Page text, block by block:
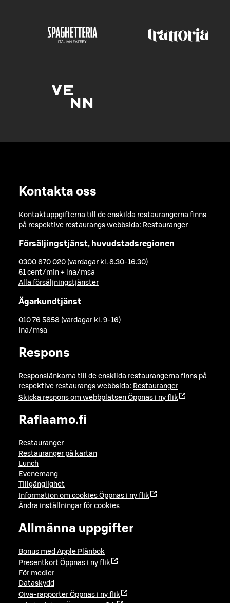
Kontakta oss
Kontaktuppgifterna till de enskilda restaurangerna finns
på respektive restaurangs webbsida: Restauranger
Försäljingstjänst, huvudstadsregionen
0300 870 020 (vardagar kl. 8.30-16.30)
51 cent/min + lna/msa
Alla försäljningstjänster
Ägarkundtjänst
010 76 5858 (vardagar kl. 9-16)
lna/msa
Respons
Responslänkarna till de enskilda restaurangerna finns på
respektive restaurangs webbsida: Restauranger
Skicka respons om webbplatsen Öppnas i ny flik
Raflaamo.fi
Restauranger
Restauranger på kartan
Lunch
Evenemang
Tillgänglighet
Information om cookies Öppnas i ny flik
Ändra inställningar för cookies
Allmänna uppgifter
Bonus med Apple Plånbok
Presentkort Öppnas i ny flik
För medier
Dataskydd
Oiva-rapporter Öppnas i ny flik